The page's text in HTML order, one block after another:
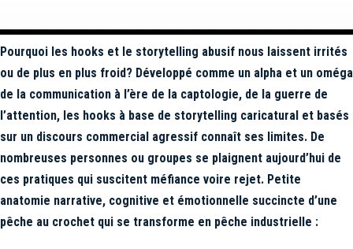
Pourquoi les hooks et le storytelling abusif nous laissent irrités
ou de plus en plus froid? Développé comme un alpha et un oméga
de la communication à l’ère de la captologie, de la guerre de
l’attention, les hooks à base de storytelling caricatural et basés
sur un discours commercial agressif connaît ses limites. De
nombreuses personnes ou groupes se plaignent aujourd’hui de
ces pratiques qui suscitent méfiance voire rejet. Petite
anatomie narrative, cognitive et émotionnelle succincte d’une
pêche au crochet qui se transforme en pêche industrielle :